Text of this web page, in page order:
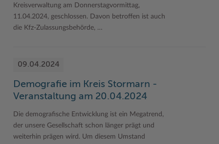
Kreisverwaltung am Donnerstagvormittag,
11.04.2024, geschlossen. Davon betroffen ist auch
die Kfz-Zulassungsbehörde, …
09.04.2024
Demografie im Kreis Stormarn -
Veranstaltung am 20.04.2024
Die demografische Entwicklung ist ein Megatrend,
der unsere Gesellschaft schon länger prägt und
weiterhin prägen wird. Um diesem Umstand